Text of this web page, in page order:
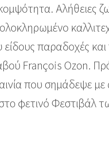
Αλήθειες
είδους παραδοχές
François Ozon.
που σημάδεψε
φετινό Φεστιβάλ